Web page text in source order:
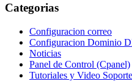
Categorias
Configuracion correo
Configuracion Dominio
Noticias
Panel de Control (Cpanel)
Tutoriales y Video Soporte